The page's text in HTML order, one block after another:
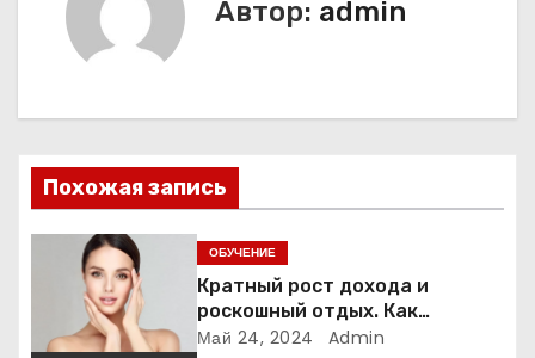
ц
и
Автор: admin
Похожая запись
ОБУЧЕНИЕ
Кратный рост дохода и
роскошный отдых. Как
назначаемые специалисты
Май 24, 2024 Admin